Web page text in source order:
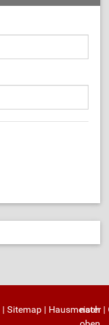
| Sitemap | Hausmeister|
nach